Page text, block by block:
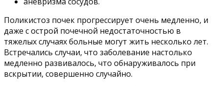
Поликистоз почек прогрессирует очень медленно, и
даже с острой почечной недостаточностью в
тяжелых случаях больные могут жить несколько лет.
Встречались случаи, что заболевание настолько
медленно развивалось, что обнаруживалось при
вскрытии, совершенно случайно.